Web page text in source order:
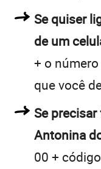
Se quiser
de um
+ o
que você
Se
Antonina
00 +